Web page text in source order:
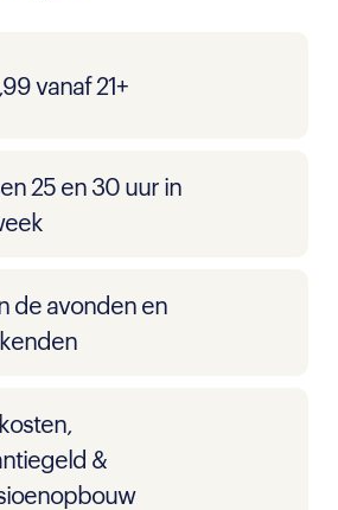
vanaf 21+
25 en 30 uur in
de avonden en
&